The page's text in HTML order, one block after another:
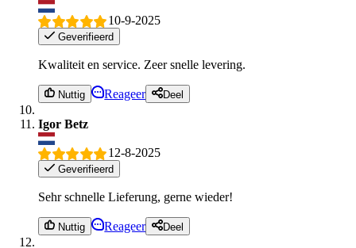
10-9-2025
Geverifieerd
Kwaliteit en service. Zeer snelle levering.
Nuttig Reageer Deel
Igor Betz
12-8-2025
Geverifieerd
Sehr schnelle Lieferung, gerne wieder!
Nuttig Reageer Deel